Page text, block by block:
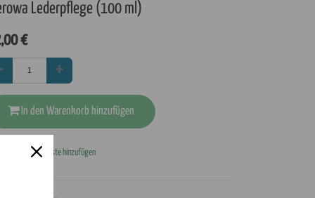
Lederpflege (100 ml)
€
In den Warenkorb hinzufügen
Zur Wunschliste hinzufügen